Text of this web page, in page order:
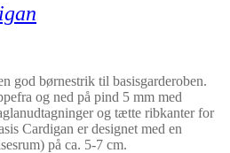
god børnestrik til basisgarderoben.
og ned på pind 5 mm med
og tætte ribkanter for
Cardigan er designet med en
på ca. 5-7 cm.